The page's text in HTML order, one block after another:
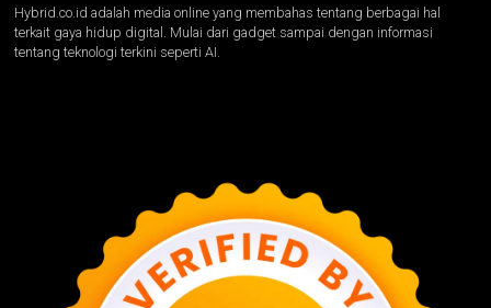
Hybrid.co.id adalah media online yang membahas tentang berbagai hal
terkait gaya hidup digital. Mulai dari gadget sampai dengan informasi
tentang teknologi terkini seperti AI.